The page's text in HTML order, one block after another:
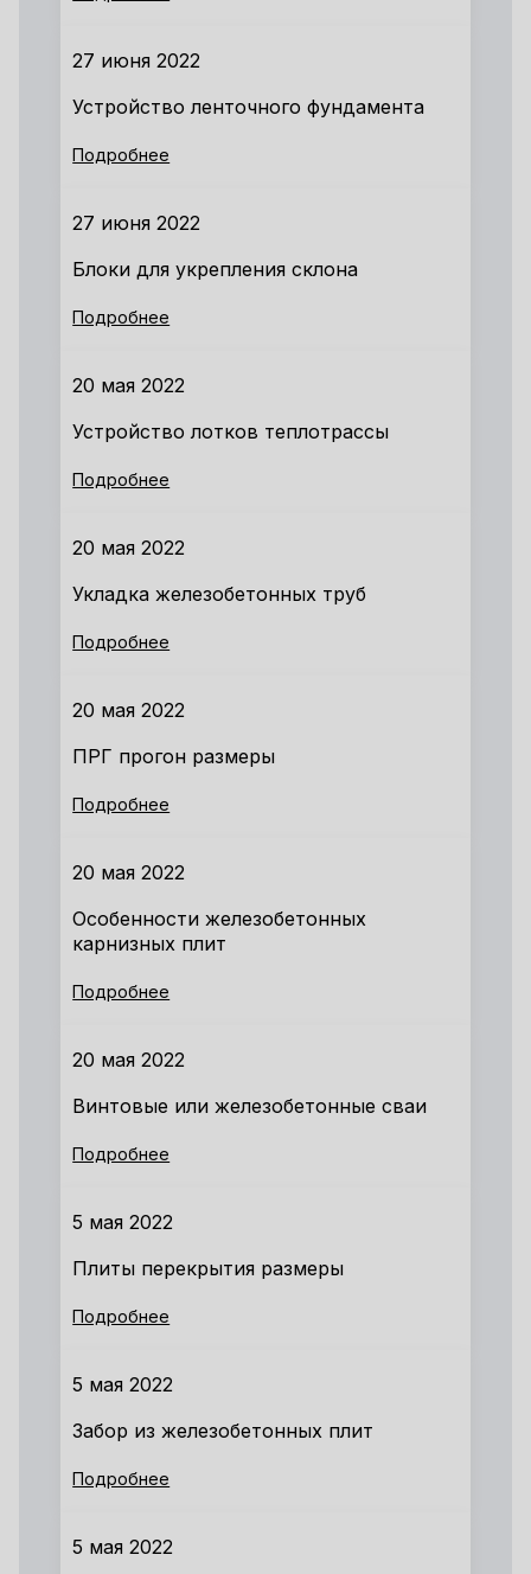
27 июня 2022
Устройство ленточного фундамента
Подробнее
27 июня 2022
Блоки для укрепления склона
Подробнее
20 мая 2022
Устройство лотков теплотрассы
Подробнее
20 мая 2022
Укладка железобетонных труб
Подробнее
20 мая 2022
ПРГ прогон размеры
Подробнее
20 мая 2022
Особенности железобетонных
карнизных плит
Подробнее
20 мая 2022
Винтовые или железобетонные сваи
Подробнее
5 мая 2022
Плиты перекрытия размеры
Подробнее
5 мая 2022
Забор из железобетонных плит
Подробнее
5 мая 2022